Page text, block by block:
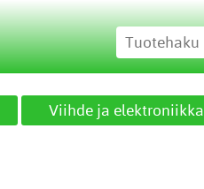
Viihde ja elektroniikka